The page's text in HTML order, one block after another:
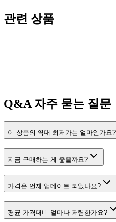
관련 상품
Q&A자주 묻는 질문
이 상품의 역대 최저가는 얼마인가요?
지금 구매하는 게 좋을까요?
가격은 언제 업데이트 되었나요?
평균 가격대비 얼마나 저렴한가요?